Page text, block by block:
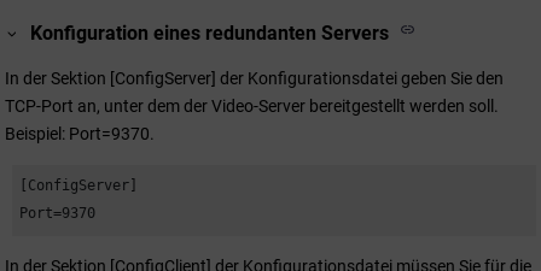
Konfiguration eines redundanten Servers
In der Sektion [ConfigServer] der Konfigurationsdatei geben Sie den
TCP-Port an, unter dem der Video-Server bereitgestellt werden soll.
Beispiel: Port=9370.
[ConfigServer]
Port=9370
In der Sektion [ConfigClient] der Konfigurationsdatei müssen Sie für die